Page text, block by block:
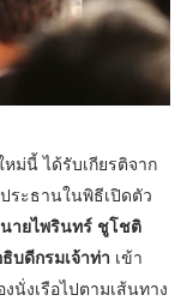
หม่นี้ ได้รับเกียรติจาก
ระธานในพิธีเปิดตัว
นายไพรินทร์ ชูโชติ
บดีกรมเจ้าท่า เข้า
นั่งเรือไปตามเส้นทาง